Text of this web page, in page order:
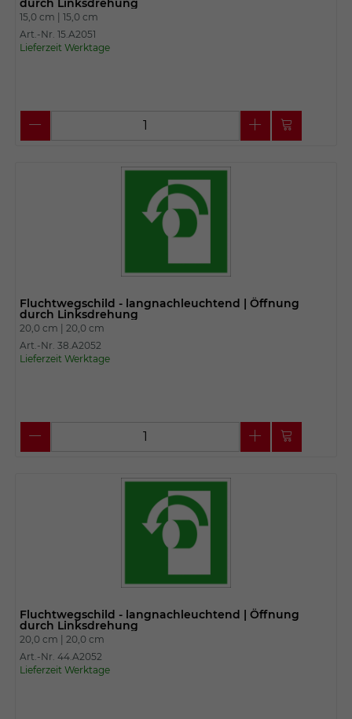
durch Linksdrehung
15,0 cm | 15,0 cm
Art.-Nr. 15.A2051
Lieferzeit Werktage
Fluchtwegschild - langnachleuchtend | Öffnung
durch Linksdrehung
20,0 cm | 20,0 cm
Art.-Nr. 38.A2052
Lieferzeit Werktage
Fluchtwegschild - langnachleuchtend | Öffnung
durch Linksdrehung
20,0 cm | 20,0 cm
Art.-Nr. 44.A2052
Lieferzeit Werktage